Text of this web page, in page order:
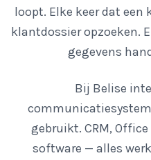
loopt. Elke keer dat
klantdossier opzoeken.
gegevens
Bij Belise
gebruikt. CRM,
software — alles